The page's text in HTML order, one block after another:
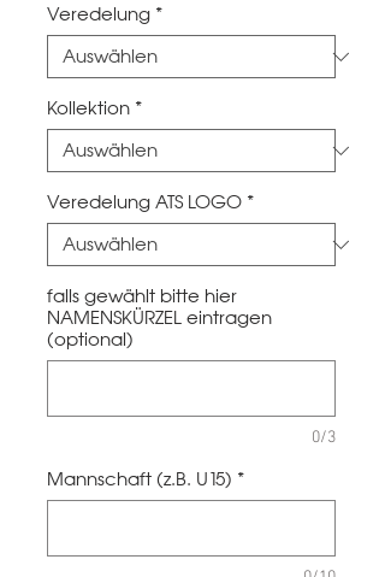
Veredelung *
Kollektion *
Veredelung ATS LOGO *
falls gewählt bitte hier
NAMENSKÜRZEL eintragen
(optional)
0/3
Mannschaft (z.B. U15) *